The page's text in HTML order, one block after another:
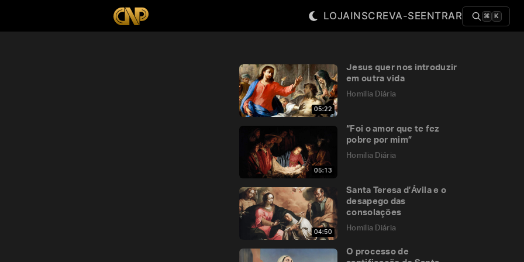
LOJAINSCREVA-SEENTRAR ⌘ K
05:22
Jesus quer nos introduzir
em outra vida
Homilia Diária
05:13
“Foi o amor que te fez
pobre por mim”
Homilia Diária
04:50
Santa Teresa d’Ávila e o
desapego das
consolações
Homilia Diária
O processo de